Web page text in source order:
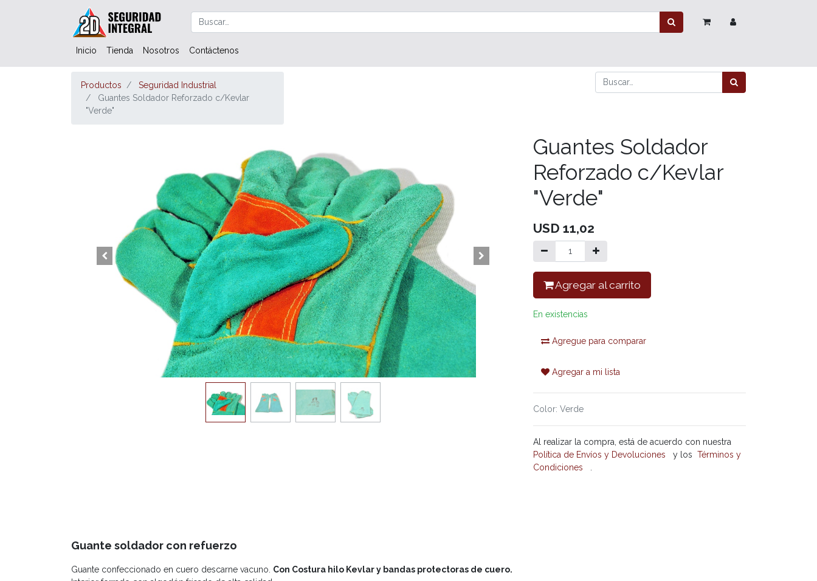
Inicio Tienda Nosotros Contáctenos
Productos
Seguridad Industrial
Guantes Soldador Reforzado c/Kevlar
"Verde"
Guantes Soldador
Reforzado c/Kevlar
"Verde"
USD 11,02
Agregar al carrito
En existencias
Agregue para comparar
Agregar a mi lista
Color: Verde
Al realizar la compra, está de acuerdo con nuestra
Política de Envíos y Devoluciones
y los Términos y
Condiciones
Guante soldador con refuerzo
Guante confeccionado en cuero descarne vacuno. Con Costura hilo Kevlar y bandas protectoras de cuero.